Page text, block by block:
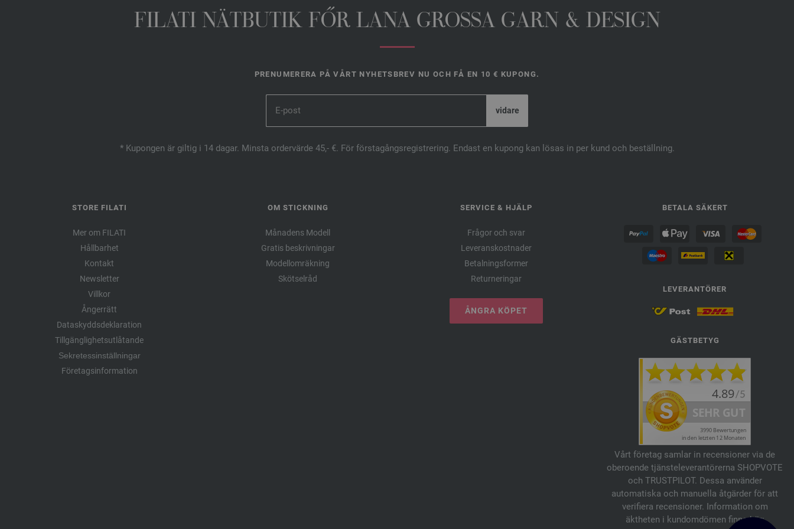
FILATI NÄTBUTIK FŐR LANA GROSSA GARN & DESIGN
PRENUMERERA PÅ VÅRT NYHETSBREV NU OCH FÅ EN 10 € KUPONG.
* Kupongen är giltig i 14 dagar. Minsta ordervärde 45,- €. För förstagångsregistrering. Endast en kupong kan lösas in per kund och beställning.
STORE FILATI
Mer om FILATI
Hållbarhet
Kontakt
Newsletter
Villkor
Ångerrätt
Dataskyddsdeklaration
Tillgänglighetsutlåtande
Sekretessinställningar
Företagsinformation
OM STICKNING
Månadens Modell
Gratis beskrivningar
Modellomräkning
Skötselråd
SERVICE & HJÄLP
Frågor och svar
Leveranskostnader
Betalningsformer
Returneringar
ÅNGRA KÖPET
BETALA SÄKERT
LEVERANTÖRER
GÄSTBETYG
Vårt företag samlar in recensioner via de
oberoende tjänsteleverantörerna SHOPVOTE
och TRUSTPILOT. Dessa använder
automatiska och manuella åtgärder för att
verifiera recensioner. Information om
äktheten i kundomdömen finns här: